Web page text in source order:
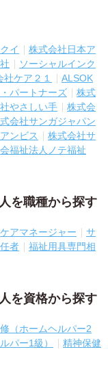
イ
株式会社日本ア
ソーシャルインク
社ケア２１
ALSOK
パートナーズ
株式
やさしい手
株式会
会社サンガジャパン
ンビス
株式会社サ
福祉法人ノテ福祉
を職種から探す
ケアマネージャー
サ
者
福祉用具専門相
を資格から探す
（ホームヘルパー2
パー1級）
精神保健